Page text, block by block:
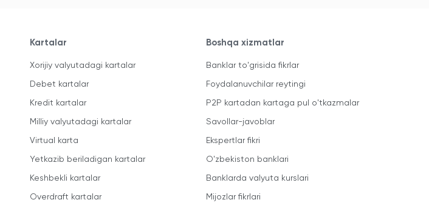
Kartalar
Xorijiy valyutadagi kartalar
Debet kartalar
Kredit kartalar
Milliy valyutadagi kartalar
Virtual karta
Yetkazib beriladigan kartalar
Keshbekli kartalar
Overdraft kartalar
Boshqa xizmatlar
Banklar to'grisida fikrlar
Foydalanuvchilar reytingi
P2P kartadan kartaga pul o'tkazmalar
Savollar-javoblar
Ekspertlar fikri
O'zbekiston banklari
Banklarda valyuta kurslari
Mijozlar fikrlari